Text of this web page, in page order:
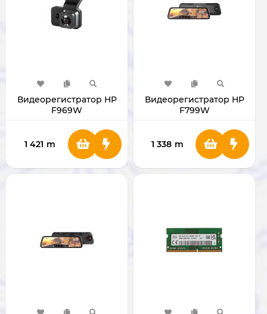
Видеорегистратор HP
F969W
1 421 m
Видеорегистратор HP
F799W
1 338 m